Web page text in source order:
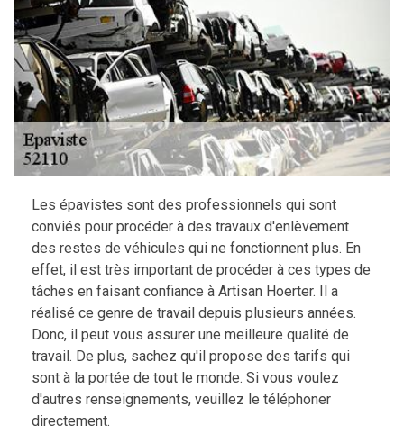
Les épavistes sont des professionnels qui sont
conviés pour procéder à des travaux d'enlèvement
des restes de véhicules qui ne fonctionnent plus. En
effet, il est très important de procéder à ces types de
tâches en faisant confiance à Artisan Hoerter. Il a
réalisé ce genre de travail depuis plusieurs années.
Donc, il peut vous assurer une meilleure qualité de
travail. De plus, sachez qu'il propose des tarifs qui
sont à la portée de tout le monde. Si vous voulez
d'autres renseignements, veuillez le téléphoner
directement.